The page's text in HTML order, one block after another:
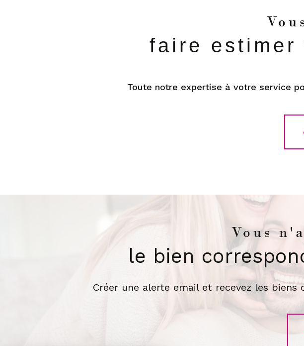
faire estimer
Toute notre expertise à votre service
Vous
le bien
Créer une alerte email et recevez les